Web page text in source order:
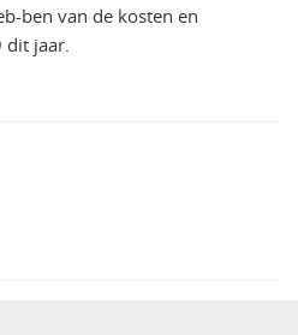
ben van de kosten en
jaar.